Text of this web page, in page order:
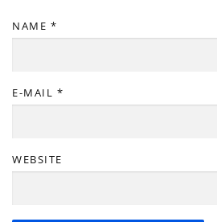
NAME *
E-MAIL *
WEBSITE